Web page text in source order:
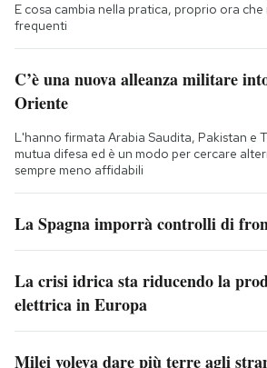
E cosa cambia nella pratica, proprio ora
frequenti
C’è una nuova alleanza militare
Oriente
L'hanno firmata Arabia Saudita, Pakistan e
mutua difesa ed è un modo per cercare
sempre meno affidabili
La Spagna imporrà controlli di
La crisi idrica sta riducendo la
elettrica in Europa
Milei voleva dare più terre agli